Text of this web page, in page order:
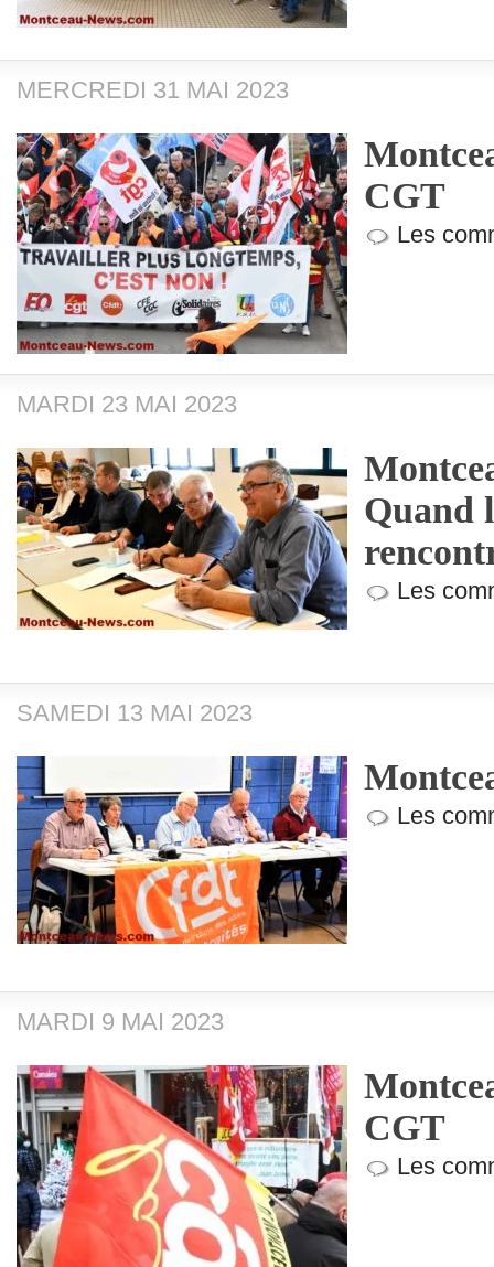
MERCREDI 31 MAI 2023
CGT
Les
MARDI 23 MAI 2023
Quand
Les
SAMEDI 13 MAI 2023
Les
MARDI 9 MAI 2023
CGT
Les